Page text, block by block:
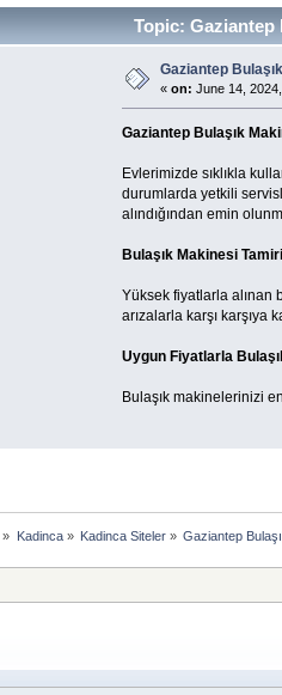
Topic: Gaziantep
Gaziantep
«on: June 14,
Gaziantep Bulaşık
Evlerimizde sıklıkla
durumlarda yetkili
alındığından emin
Bulaşık Makinesi
Yüksek fiyatlarla alınan
arızalarla karşı karşıya
Uygun Fiyatlarla
Bulaşık makinelerinizi
» Kadinca» Kadinca Siteler » Gaziantep